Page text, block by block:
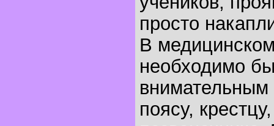
просто
В
необходимо
внимательным
поясу,